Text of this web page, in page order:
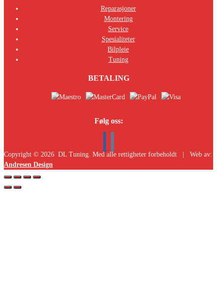
Reparasjoner
Montering
Service
Spesialiteter
Bilpleie
Tuning
BETALING
Følg oss:
Copyright © 2026 DL Tuning. Med alle rettigheter forbeholdt | Web av:
Andresen Design